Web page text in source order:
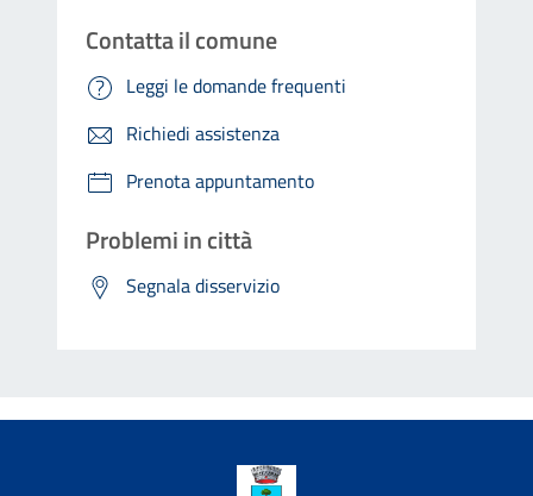
Contatta il comune
Leggi le domande frequenti
Richiedi assistenza
Prenota appuntamento
Problemi in città
Segnala disservizio